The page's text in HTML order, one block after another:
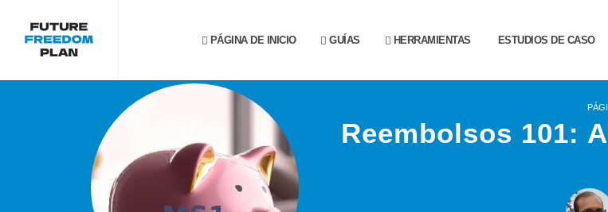
PÁGINA DE INICIO GUÍAS HERRAMIENTAS ESTUDIOS DE CASO
Reembolsos 101: